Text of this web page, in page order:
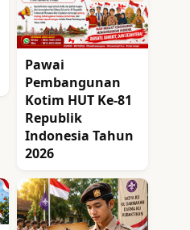
Pawai
Pembangunan
Kotim HUT Ke-81
Republik
Indonesia Tahun
2026